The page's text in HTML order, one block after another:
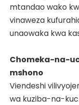
mtandao wako
vinaweza
unaowaka kwa
Chomeka-na-
mshono
Viendeshi
wa kuziba-na-